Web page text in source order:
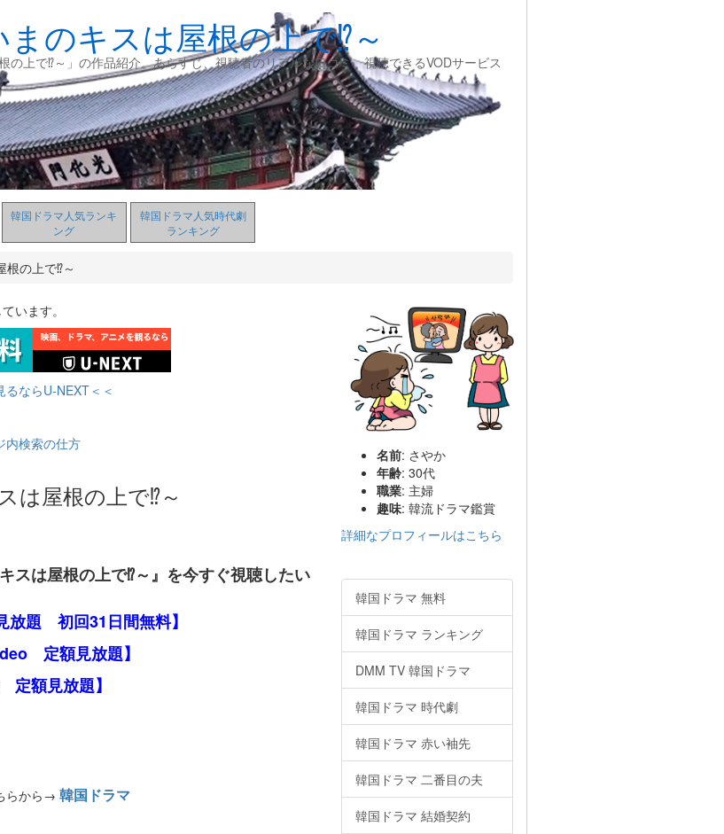
のキスは屋根の上で⁉～
の上で⁉～」の作品紹介。あらすじ、視聴者のリアルな口コミ、視聴できるVODサービス
韓国ドラマ人気ランキ
ング
韓国ドラマ人気時代劇
ランキング
根の上で⁉～
います。
るならU-NEXT＜＜
検索の仕方
は屋根の上で⁉～
スは屋根の上で⁉～』を今すぐ視聴したい
放題 初回31日間無料】
定額見放題】
定額見放題】
らから→ 韓国ドラマ
名前: さやか
年齢: 30代
職業: 主婦
趣味: 韓流ドラマ鑑賞
詳細なプロフィールはこちら
韓国ドラマ 無料
韓国ドラマ ランキング
DMM TV 韓国ドラマ
韓国ドラマ 時代劇
韓国ドラマ 赤い袖先
韓国ドラマ 二番目の夫
韓国ドラマ 結婚契約